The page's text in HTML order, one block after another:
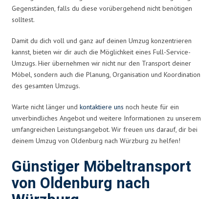
Gegenständen, falls du diese vorübergehend nicht benötigen
solltest.
Damit du dich voll und ganz auf deinen Umzug konzentrieren
kannst, bieten wir dir auch die Möglichkeit eines Full-Service-
Umzugs. Hier übernehmen wir nicht nur den Transport deiner
Möbel, sondern auch die Planung, Organisation und Koordination
des gesamten Umzugs.
Warte nicht länger und kontaktiere uns noch heute für ein
unverbindliches Angebot und weitere Informationen zu unserem
umfangreichen Leistungsangebot. Wir freuen uns darauf, dir bei
deinem Umzug von Oldenburg nach Würzburg zu helfen!
Günstiger Möbeltransport
von Oldenburg nach